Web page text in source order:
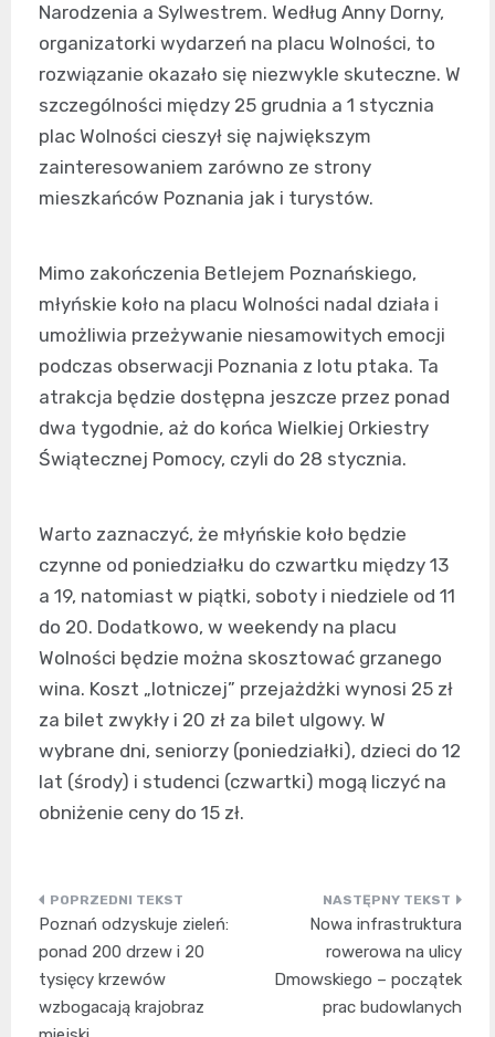
Narodzenia a Sylwestrem. Według Anny Dorny,
organizatorki wydarzeń na placu Wolności, to
rozwiązanie okazało się niezwykle skuteczne. W
szczególności między 25 grudnia a 1 stycznia
plac Wolności cieszył się największym
zainteresowaniem zarówno ze strony
mieszkańców Poznania jak i turystów.
Mimo zakończenia Betlejem Poznańskiego,
młyńskie koło na placu Wolności nadal działa i
umożliwia przeżywanie niesamowitych emocji
podczas obserwacji Poznania z lotu ptaka. Ta
atrakcja będzie dostępna jeszcze przez ponad
dwa tygodnie, aż do końca Wielkiej Orkiestry
Świątecznej Pomocy, czyli do 28 stycznia.
Warto zaznaczyć, że młyńskie koło będzie
czynne od poniedziałku do czwartku między 13
a 19, natomiast w piątki, soboty i niedziele od 11
do 20. Dodatkowo, w weekendy na placu
Wolności będzie można skosztować grzanego
wina. Koszt „lotniczej” przejażdżki wynosi 25 zł
za bilet zwykły i 20 zł za bilet ulgowy. W
wybrane dni, seniorzy (poniedziałki), dzieci do 12
lat (środy) i studenci (czwartki) mogą liczyć na
obniżenie ceny do 15 zł.
Nawigacja
wpisu
Poznań odzyskuje zieleń:
ponad 200 drzew i 20
tysięcy krzewów
wzbogacają krajobraz
Nowa infrastruktura
rowerowa na ulicy
Dmowskiego – początek
prac budowlanych